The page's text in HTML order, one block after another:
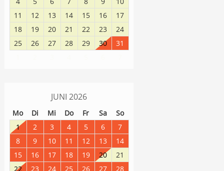
11
12 13 14 15 16
17
18
19 20 21 22 23
24
25
26 27 28 29 30
31
JUNI 2026
Mo Di Mi Do Fr Sa
So
1
2 3 4 5 6
7
8
9 10 11 12 13
14
15
16 17 18 19 20
21
22
23 24 25 26 27
28